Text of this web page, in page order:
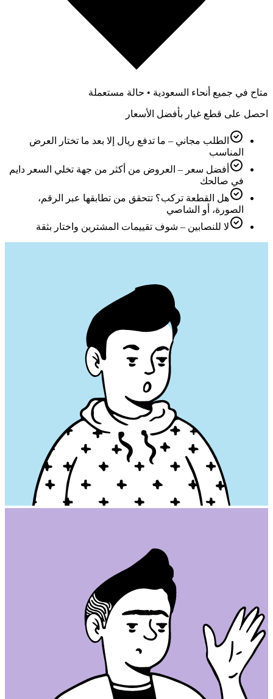
متاح في جميع أنحاء السعودية • حالة مستعملة
احصل على قطع غيار بأفضل الأسعار
الطلب مجاني – ما تدفع ريال إلا بعد ما تختار العرض
المناسب
أفضل سعر – العروض من أكثر من جهة تخلي السعر دايم
في صالحك
هل القطعة تركب؟ تتحقق من تطابقها عبر الرقم،
الصورة، أو الشاصي
لا للنصابين – شوف تقييمات المشترين واختار بثقة